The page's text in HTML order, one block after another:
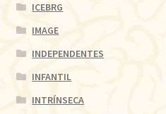
ICEBRG
IMAGE
INDEPENDENTES
INFANTIL
INTRÍNSECA